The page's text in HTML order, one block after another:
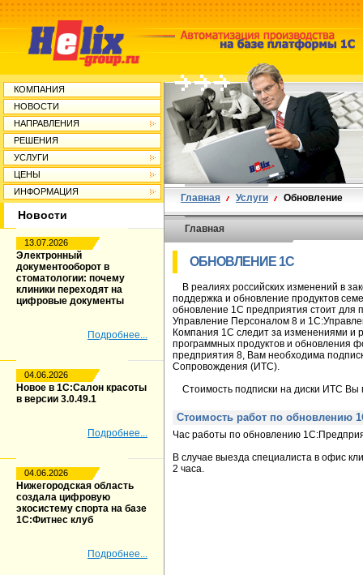
КОМПАНИЯ
НОВОСТИ
НАПРАВЛЕНИЯ
РЕШЕНИЯ
УСЛУГИ
ЦЕНЫ
ИНФОРМАЦИЯ
Новости
13.07.2026
Электронный
документооборот в
стоматологии: почему
клиники переходят на
цифровые документы
Подробнее...
04.06.2026
Новое в 1С:Салон красоты
в версии 3.0.49.1
Подробнее...
04.06.2026
Нижегородская область
создала цифровую
экосистему спорта на базе
1С:Фитнес клуб
Подробнее...
Главная Услуги Обновление
Главная
ОБНОВЛЕНИЕ 1С
В реалиях российских изменений в
поддержка и обновление продуктов
обновление 1С предприятия стоит для
Управление Персоналом 8 и
Компания 1С следит за изменениями и
программных продуктов и обновления
предприятия 8, Вам необходима
Сопровождения (ИТС).
Стоимость подписки на диски ИТС Вы
Стоимость работ по обновлению
Час работы по обновлению
В случае выезда специалиста в офис
2 часа.